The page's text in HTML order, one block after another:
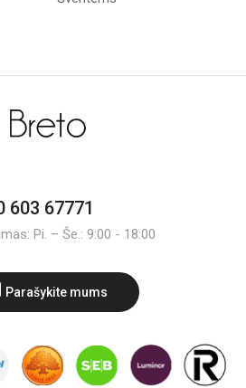
603 67771
Pi. – Še.: 9:00 - 18:00
Parašykite mums